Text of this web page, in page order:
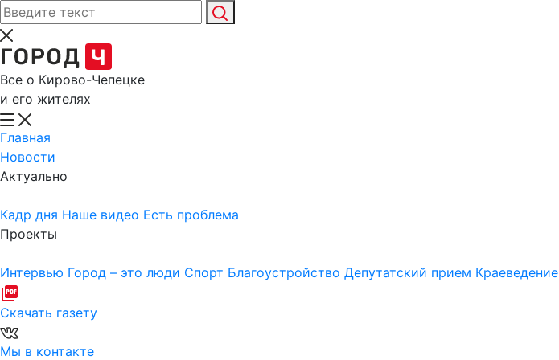
Все о Кирово-Чепецке
и его жителях
Главная
Новости
Актуально
Кадр дня Наше видео Есть проблема
Проекты
Интервью Город – это люди Спорт Благоустройство Депутатский прием Краеведение
Скачать газету
Мы в контакте